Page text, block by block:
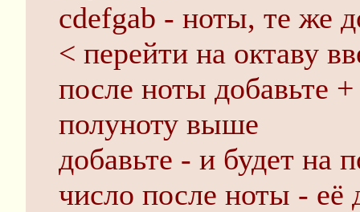
cdefgab - ноты, те же
< перейти на октаву
после ноты добавьте
полуноту выше
добавьте - и будет на
число после ноты - её